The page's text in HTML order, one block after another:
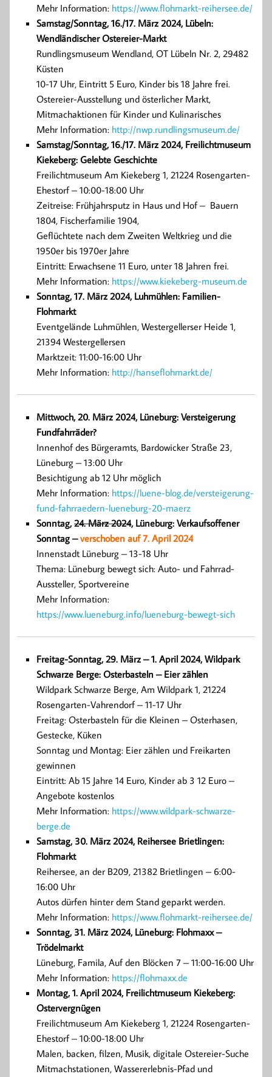
Mehr Information: https://www.flohmarkt-reihersee.de/
Samstag/Sonntag, 16./17. März 2024, Lübeln:
Wendländischer Ostereier-Markt
Rundlingsmuseum Wendland, OT Lübeln Nr. 2, 29482
Küsten
10-17 Uhr, Eintritt 5 Euro, Kinder bis 18 Jahre frei.
Ostereier-Ausstellung und österlicher Markt,
Mitmachaktionen für Kinder und Kulinarisches
Mehr Information: http://nwp.rundlingsmuseum.de/
Samstag/Sonntag, 16./17. März 2024, Freilichtmuseum
Kiekeberg: Gelebte Geschichte
Freilichtmuseum Am Kiekeberg 1, 21224 Rosengarten-
Ehestorf – 10:00-18:00 Uhr
Zeitreise: Frühjahrsputz in Haus und Hof – Bauern
1804, Fischerfamilie 1904,
Geflüchtete nach dem Zweiten Weltkrieg und die
1950er bis 1970er Jahre
Eintritt: Erwachsene 11 Euro, unter 18 Jahren frei.
Mehr Information: https://www.kiekeberg-museum.de
Sonntag, 17. März 2024, Luhmühlen: Familien-
Flohmarkt
Eventgelände Luhmühlen, Westergellerser Heide 1,
21394 Westergellersen
Marktzeit: 11:00-16:00 Uhr
Mehr Information: http://hanseflohmarkt.de/
Mittwoch, 20. März 2024, Lüneburg: Versteigerung
Fundfahrräder?
Innenhof des Bürgeramts, Bardowicker Straße 23,
Lüneburg – 13:00 Uhr
Besichtigung ab 12 Uhr möglich
Mehr Information: https://luene-blog.de/versteigerung-
fund-fahrraedern-lueneburg-20-maerz
Sonntag,24. März 2024, Lüneburg: Verkaufsoffener
Sonntag –verschoben auf 7. April 2024
Innenstadt Lüneburg – 13-18 Uhr
Thema: Lüneburg bewegt sich: Auto- und Fahrrad-
Aussteller, Sportvereine
Mehr Information:
https://www.lueneburg.info/lueneburg-bewegt-sich
Freitag-Sonntag, 29. März – 1. April 2024, Wildpark
Schwarze Berge: Osterbasteln – Eier zählen
Wildpark Schwarze Berge, Am Wildpark 1, 21224
Rosengarten-Vahrendorf – 11-17 Uhr
Freitag: Osterbasteln für die Kleinen – Osterhasen,
Gestecke, Küken
Sonntag und Montag: Eier zählen und Freikarten
gewinnen
Eintritt: Ab 15 Jahre 14 Euro, Kinder ab 3 12 Euro –
Angebote kostenlos
Mehr Information: https://www.wildpark-schwarze-
berge.de
Samstag, 30. März 2024, Reihersee Brietlingen:
Flohmarkt
Reihersee, an der B209, 21382 Brietlingen – 6:00-
16:00 Uhr
Autos dürfen hinter dem Stand geparkt werden.
Mehr Information: https://www.flohmarkt-reihersee.de/
Sonntag, 31. März 2024, Lüneburg: Flohmaxx –
Trödelmarkt
Lüneburg, Famila, Auf den Blöcken 7 – 11:00-16:00 Uhr
Mehr Information: https://flohmaxx.de
Montag, 1. April 2024, Freilichtmuseum Kiekeberg:
Ostervergnügen
Freilichtmuseum Am Kiekeberg 1, 21224 Rosengarten-
Ehestorf – 10:00-18:00 Uhr
Malen, backen, filzen, Musik, digitale Ostereier-Suche
Mitmachstationen, Wassererlebnis-Pfad und